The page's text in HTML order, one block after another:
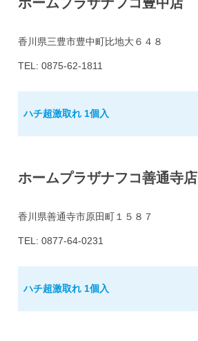
香川県三豊市豊中町比地大６４８
TEL: 0875-62-1811
ハチ超激取れ 1個入
ホームプラザナフコ善通寺店
香川県善通寺市原田町１５８７
TEL: 0877-64-0231
ハチ超激取れ 1個入